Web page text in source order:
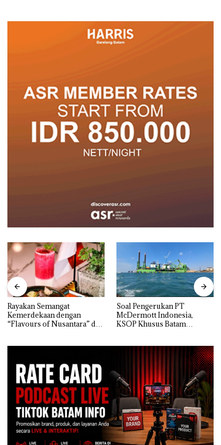
Rayakan Semangat
Kemerdekaan dengan
“Flavours of Nusantara” di
‎Soal Pengerukan PT
McDermott Indonesia,
KSOP Khusus Batam